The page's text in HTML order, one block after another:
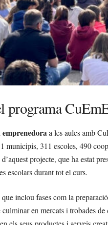
programa
a les aules amb
municipis, 311 escoles, 490
projecte, que ha estat
escolars durant tot el curs.
que inclou fases com la
en mercats i trobades